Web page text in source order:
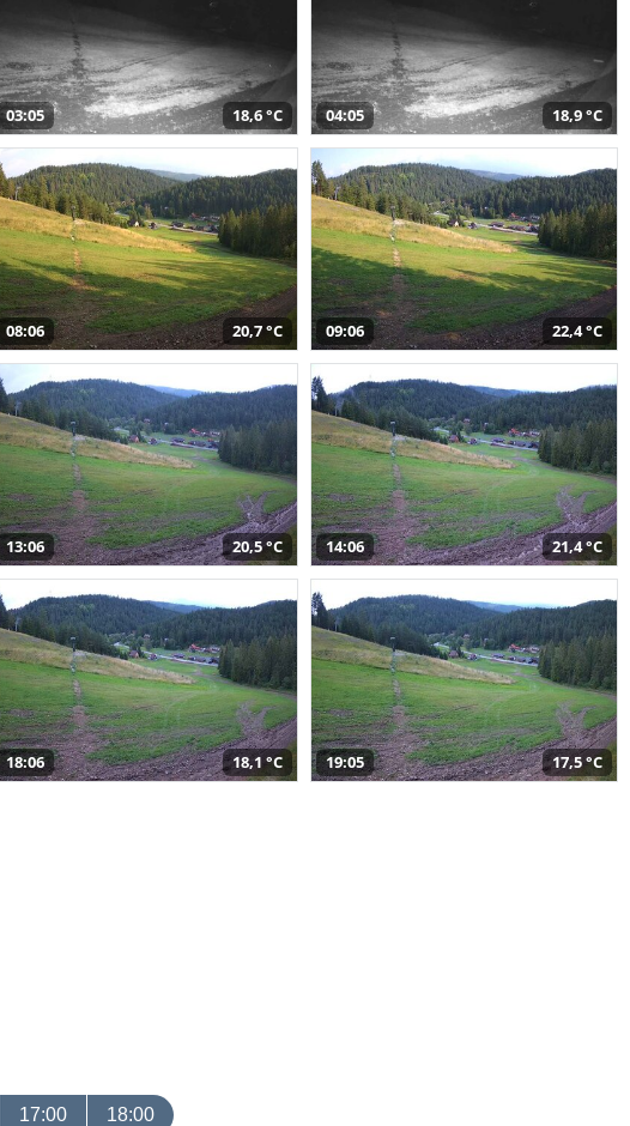
03:05 18,6 °C 04:05 18,9 °C
08:06 20,7 °C 09:06 22,4 °C
13:06 20,5 °C 14:06 21,4 °C
18:06 18,1 °C 19:05 17,5 °C
17:00 18:00